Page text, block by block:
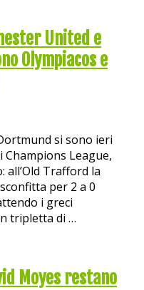
United e
Olympiacos e
si sono ieri
League,
all’Old Trafford la
per 2 a 0
i greci
tripletta di …
Moyes restano